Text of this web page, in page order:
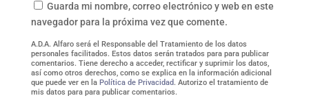
Guarda mi nombre, correo electrónico y web en este
navegador para la próxima vez que comente.
A.D.A. Alfaro será el Responsable del Tratamiento de los datos
personales facilitados. Estos datos serán tratados para para publicar
comentarios. Tiene derecho a acceder, rectificar y suprimir los datos,
así como otros derechos, como se explica en la información adicional
que puede ver en la Política de Privacidad. Autorizo el tratamiento de
mis datos para para publicar comentarios.